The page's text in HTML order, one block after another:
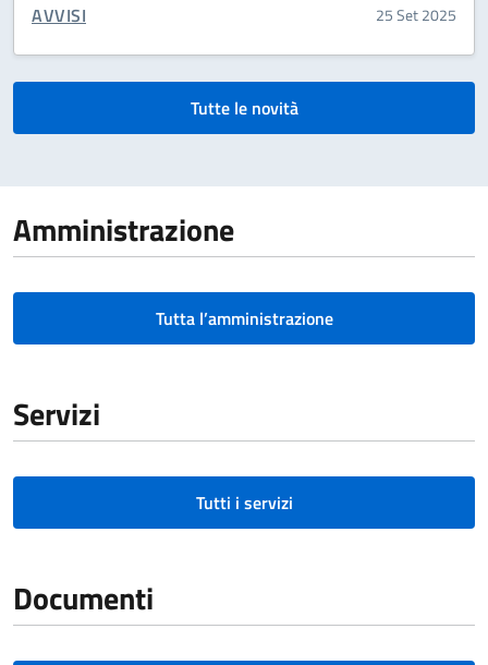
CATEGORIA CORRELATA:
AVVISI 25 Set 2025
Tutte le novità
Amministrazione
Tutta l’amministrazione
Servizi
Tutti i servizi
Documenti